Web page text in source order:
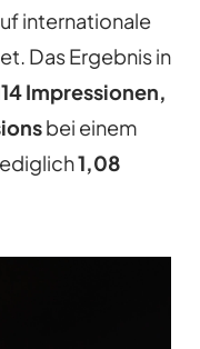
internationale
Das Ergebnis in
Impressionen,
bei einem
1,08